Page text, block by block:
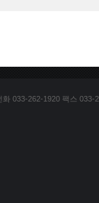
033-262-1920 팩스 033-